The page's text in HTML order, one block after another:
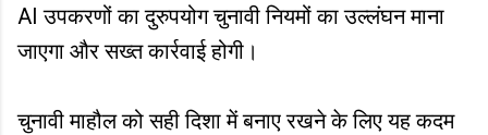
AI उपकरणों का दुरुपयोग चुनावी नियमों का उल्लंघन माना
जाएगा और सख्त कार्रवाई होगी।
चुनावी माहौल को सही दिशा में बनाए रखने के लिए यह कदम